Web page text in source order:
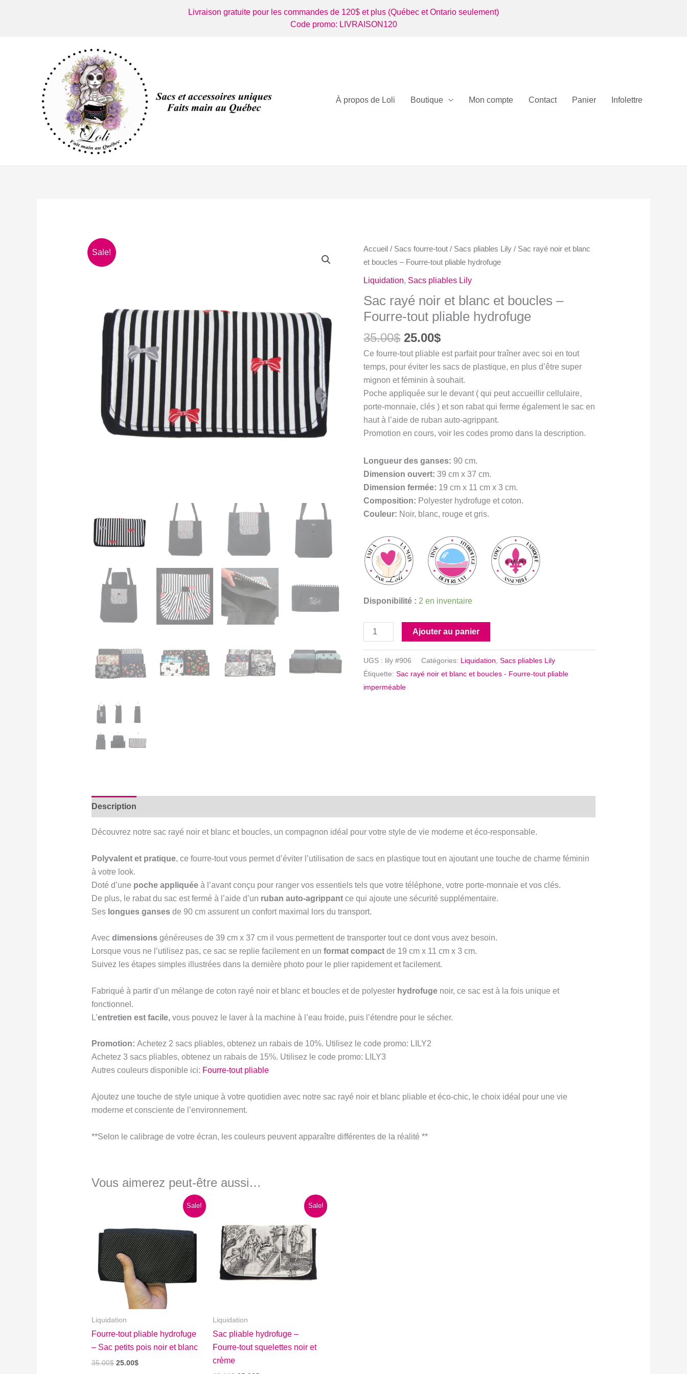
Livraison gratuite pour les commandes de 120$ et plus (Québec et Ontario seulement)
Code promo: LIVRAISON120
À propos de Loli Boutique Mon compte Contact Panier Infolettre
Sale! Accueil / Sacs fourre-tout / Sacs pliables Lily / Sac rayé noir et blanc
et boucles – Fourre-tout pliable hydrofuge
Liquidation, Sacs pliables Lily
Sac rayé noir et blanc et boucles –
Fourre-tout pliable hydrofuge
35.00$ Le
prix
initial
était :
35.00$.
25.00$Le
prix
actuel
est :
25.00$.
Ce fourre-tout pliable est parfait pour traîner avec soi en tout
temps, pour éviter les sacs de plastique, en plus d’être super
mignon et féminin à souhait.
Poche appliquée sur le devant ( qui peut accueillir cellulaire,
porte-monnaie, clés ) et son rabat qui ferme également le sac en
haut à l’aide de ruban auto-agrippant.
Promotion en cours, voir les codes promo dans la description.
Longueur des ganses: 90 cm.
Dimension ouvert: 39 cm x 37 cm.
Dimension fermée: 19 cm x 11 cm x 3 cm.
Composition: Polyester hydrofuge et coton.
Couleur: Noir, blanc, rouge et gris.
Disponibilité : 2 en inventaire
quantité
de
rayé
Ajouter au panier
UGS : lily #906 Catégories: Liquidation ,Sacs pliables Lily
Étiquette:Sac rayé noir et blanc et boucles - Fourre-tout pliable
imperméable
Description
Découvrez notre sac rayé noir et blanc et boucles, un compagnon idéal pour votre style de vie moderne et éco-responsable.
Polyvalent et pratique, ce fourre-tout vous permet d’éviter l’utilisation de sacs en plastique tout en ajoutant une touche de charme féminin
à votre look.
Doté d’une poche appliquéeà l’avant conçu pour ranger vos essentiels tels que votre téléphone, votre porte-monnaie et vos clés.
De plus, le rabat du sac est fermé à l’aide d’un ruban auto-agrippantce qui ajoute une sécurité supplémentaire.
Ses longues gansesde 90 cm assurent un confort maximal lors du transport.
Avec dimensionsgénéreuses de 39 cm x 37 cm il vous permettent de transporter tout ce dont vous avez besoin.
Lorsque vous ne l’utilisez pas, ce sac se replie facilement en un format compactde 19 cm x 11 cm x 3 cm.
Suivez les étapes simples illustrées dans la dernière photo pour le plier rapidement et facilement.
Fabriqué à partir d’un mélange de coton rayé noir et blanc et boucles et de polyester hydrofuge noir, ce sac est à la fois unique et
fonctionnel.
L’entretien est facile, vous pouvez le laver à la machine à l’eau froide, puis l’étendre pour le sécher.
Promotion: Achetez 2 sacs pliables, obtenez un rabais de 10%. Utilisez le code promo: LILY2
Achetez 3 sacs pliables, obtenez un rabais de 15%. Utilisez le code promo: LILY3
Autres couleurs disponible ici: Fourre-tout pliable
Ajoutez une touche de style unique à votre quotidien avec notre sac rayé noir et blanc pliable et éco-chic, le choix idéal pour une vie
moderne et consciente de l’environnement.
**Selon le calibrage de votre écran, les couleurs peuvent apparaître différentes de la réalité **
Vous aimerez peut-être aussi…
Sale!
Liquidation
Fourre-tout pliable hydrofuge
– Sac petits pois noir et blanc
35.00$ Le
25.00$Le
Sale!
Liquidation
Sac pliable hydrofuge –
Fourre-tout squelettes noir et
crème